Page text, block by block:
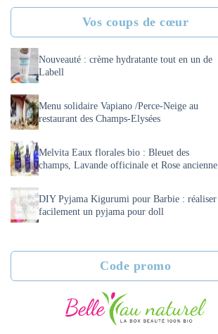
Vos coups de cœur
Nouveauté : crème hydratante tout en un de
Labell
Menu solidaire Vapiano /Perce-Neige au
restaurant des Champs-Elysées
Melvita Eaux florales bio : Bleuet des
champs, Lavande officinale et Rose ancienne
DIY Pyjama Kigurumi pour Barbie : réaliser
facilement un pyjama pour doll
Code promo